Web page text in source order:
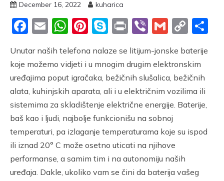
December 16, 2022 kuharica
Facebook
EmailWhatsApp
Pinterest
Skype
PrintViberGmail
Unutar naših telefona nalaze se litijum-jonske baterije
koje možemo vidjeti i u mnogim drugim elektronskim
uređajima poput igračaka, bežičnih slušalica, bežičnih
alata, kuhinjskih aparata, ali i u električnim vozilima ili
sistemima za skladištenje električne energije. Baterije,
baš kao i ljudi, najbolje funkcionišu na sobnoj
temperaturi, pa izlaganje temperaturama koje su ispod
ili iznad 20° C može osetno uticati na njihove
performanse, a samim tim i na autonomiju naših
uređaja. Dakle, ukoliko vam se čini da baterija vašeg